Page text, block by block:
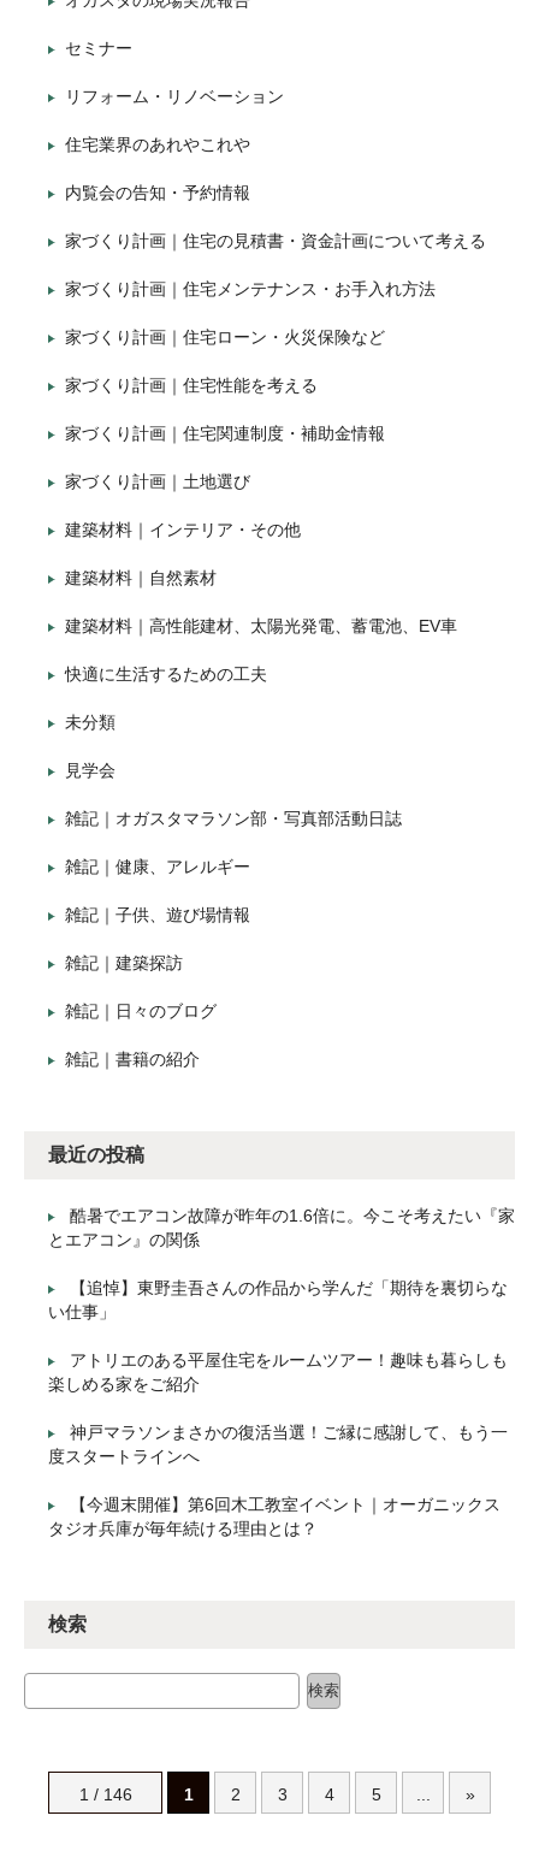
セミナー
リフォーム・リノベーション
住宅業界のあれやこれや
内覧会の告知・予約情報
家づくり計画｜住宅の見積書・資金計画について考える
家づくり計画｜住宅メンテナンス・お手入れ方法
家づくり計画｜住宅ローン・火災保険など
家づくり計画｜住宅性能を考える
家づくり計画｜住宅関連制度・補助金情報
家づくり計画｜土地選び
建築材料｜インテリア・その他
建築材料｜自然素材
建築材料｜高性能建材、太陽光発電、蓄電池、EV車
快適に生活するための工夫
未分類
見学会
雑記｜オガスタマラソン部・写真部活動日誌
雑記｜健康、アレルギー
雑記｜子供、遊び場情報
雑記｜建築探訪
雑記｜日々のブログ
雑記｜書籍の紹介
最近の投稿
酷暑でエアコン故障が昨年の1.6倍に。今こそ考えたい『家
とエアコン』の関係
【追悼】東野圭吾さんの作品から学んだ「期待を裏切らな
い仕事」
アトリエのある平屋住宅をルームツアー！趣味も暮らしも
楽しめる家をご紹介
神戸マラソンまさかの復活当選！ご縁に感謝して、もう一
度スタートラインへ
【今週末開催】第6回木工教室イベント｜オーガニックス
タジオ兵庫が毎年続ける理由とは？
検索
検索
検索
1 / 146 1 2 3 4 5 ... »